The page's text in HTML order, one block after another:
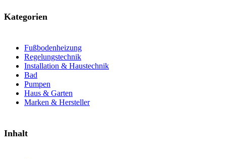
Kategorien
Fußbodenheizung
Regelungstechnik
Installation & Haustechnik
Bad
Pumpen
Haus & Garten
Marken & Hersteller
Inhalt